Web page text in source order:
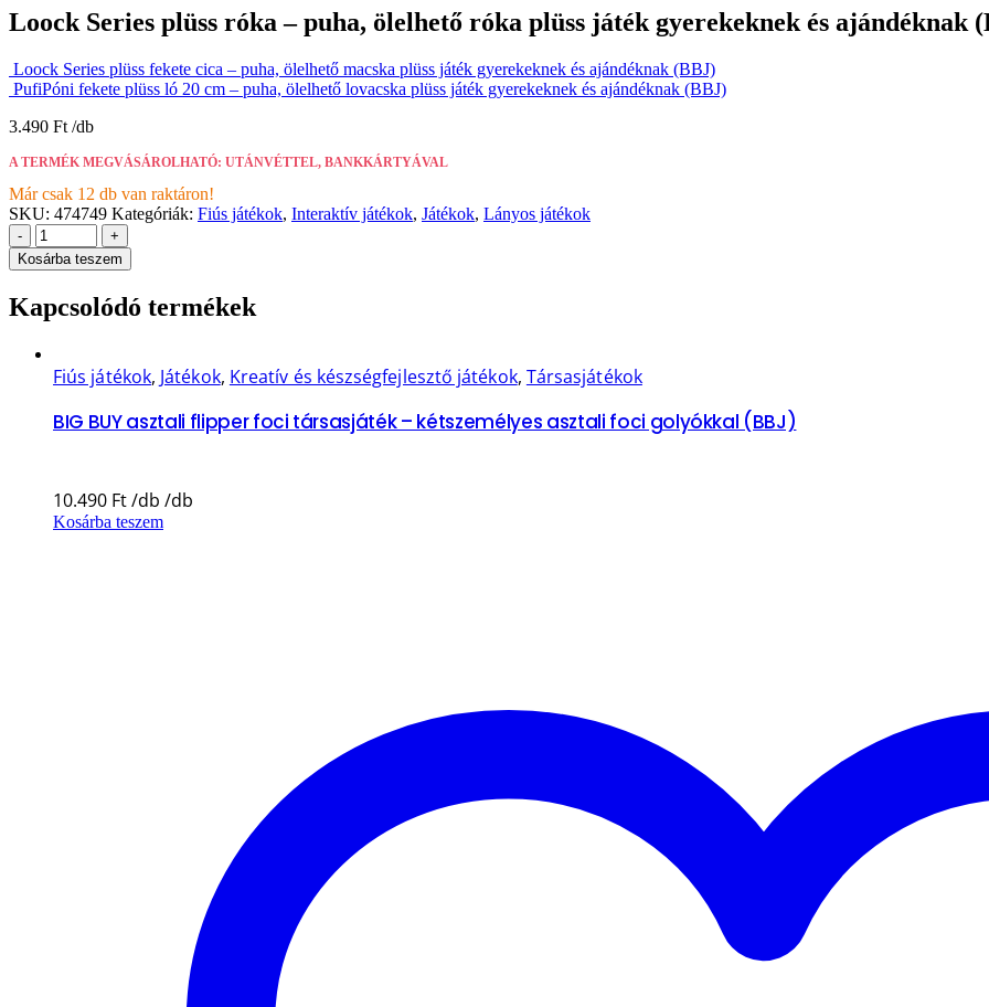
Loock Series plüss róka – puha, ölelhető róka plüss játék gyerekeknek és ajándéknak
Loock Series plüss fekete cica – puha, ölelhető macska plüss játék gyerekeknek és ajándéknak (BBJ)
PufiPóni fekete plüss ló 20 cm – puha, ölelhető lovacska plüss játék gyerekeknek és ajándéknak (BBJ)
3.490 Ft
A TERMÉK MEGVÁSÁROLHATÓ: UTÁNVÉTTEL, BANKKÁRTYÁVAL
Már csak 12 db van raktáron!
SKU: 474749 Kategóriák: Fiús játékok, Interaktív játékok, Játékok, Lányos játékok
-
+
Kosárba teszem
Kapcsolódó termékek
Fiús játékok, Játékok, Kreatív és készségfejlesztő játékok, Társasjátékok
BIG BUY asztali flipper foci társasjáték – kétszemélyes asztali foci golyókkal (BBJ)
10.490 Ft
Kosárba teszem